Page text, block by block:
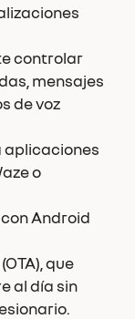
controlar
mensajes
de voz
aplicaciones
o
Android
que
al día sin